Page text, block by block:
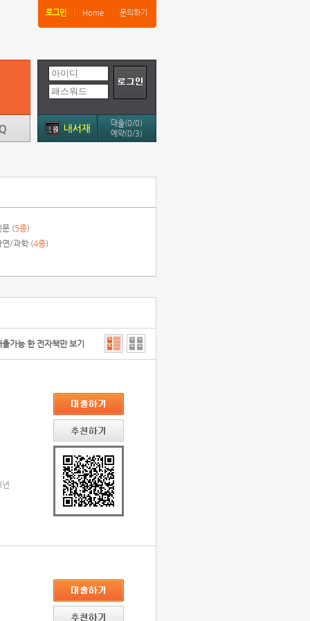
로그인 Home 문의하기
대출(0/0)
예약(0/3)
문 (5종)
연/과학 (4종)
출가능 한 전자책만 보기